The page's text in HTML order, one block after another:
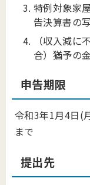
特例対象家
告決算書の
（収入減
合）猶予の
申告期限
令和3年1月4日(
まで
提出先